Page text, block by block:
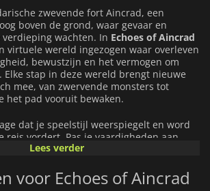
48.89€
zwevende fort Aincrad, een
boven de grond, waar gevaar en
wachten. In Echoes of Aincrad
virtuele wereld ingezogen waar overleven
bewustzijn en het vermogen om
Elke stap in deze wereld brengt nieuwe
mee, van zwervende monsters tot
het pad vooruit bewaken.
dat je speelstijl weerspiegelt en word
reis vordert. Pas je vaardigheden aan,
uit en ontwikkel strategieën die
kracht of tactisch denken, jij
dreigingen die verspreid zijn over het
Lees verder
voor Echoes of Aincrad